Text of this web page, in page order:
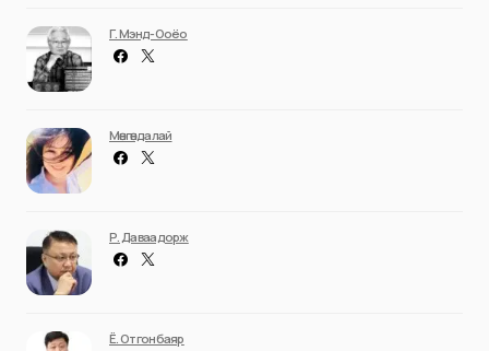
Г. Мэнд-Ооёо
Мөнгөндалай
Р. Даваадорж
Ё. Отгонбаяр